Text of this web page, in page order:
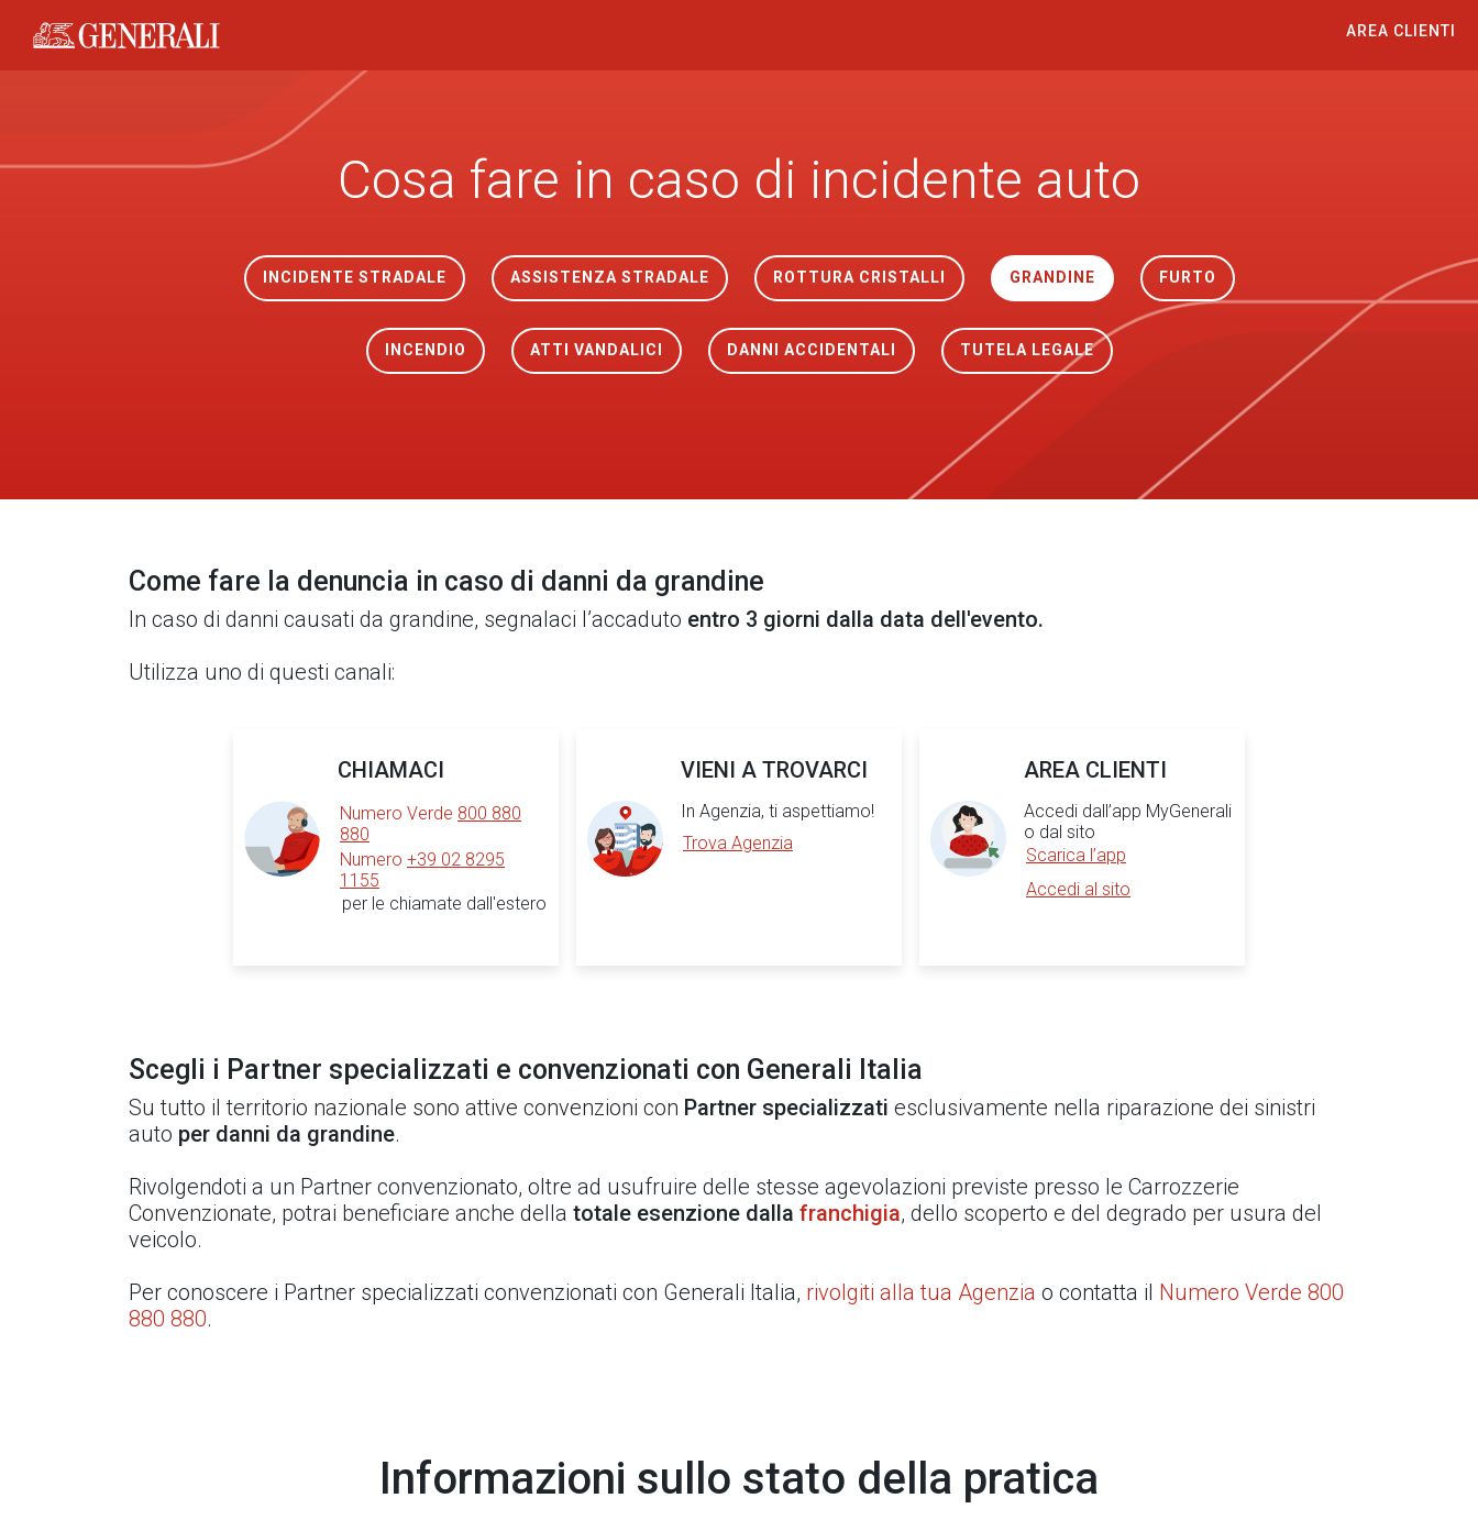
Generali logo
AREA CLIENTI
Cosa fare in caso di incidente auto
INCIDENTE STRADALE ASSISTENZA STRADALE ROTTURA CRISTALLI GRANDINE FURTO
INCENDIO ATTI VANDALICI DANNI ACCIDENTALI TUTELA LEGALE
Come fare la denuncia in caso di danni da grandine
In caso di danni causati da grandine, segnalaci l’accaduto entro 3 giorni dalla data dell'evento.
Utilizza uno di questi canali:
CHIAMACI
Numero Verde 800 880
880
Numero +39 02 8295
1155
per le chiamate dall'estero
VIENI A TROVARCI
In Agenzia, ti aspettiamo!
Trova Agenzia
AREA CLIENTI
Accedi dall’app MyGenerali
o dal sito
Scarica l’app
Accedi al sito
Scegli i Partner specializzati e convenzionati con Generali Italia
Su tutto il territorio nazionale sono attive convenzioni con Partner specializzati esclusivamente nella riparazione dei sinistri
auto per danni da grandine.
Rivolgendoti a un Partner convenzionato, oltre ad usufruire delle stesse agevolazioni previste presso le Carrozzerie
Convenzionate, potrai beneficiare anche della totale esenzione dalla franchigia, dello scoperto e del degrado per usura del
veicolo.
Per conoscere i Partner specializzati convenzionati con Generali Italia, rivolgiti alla tua Agenzia o contatta il Numero Verde 800
880 880.
Informazioni sullo stato della pratica